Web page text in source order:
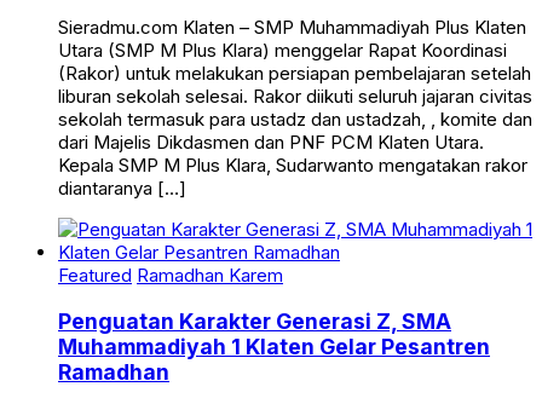
Sieradmu.com Klaten – SMP Muhammadiyah Plus Klaten
Utara (SMP M Plus Klara) menggelar Rapat Koordinasi
(Rakor) untuk melakukan persiapan pembelajaran setelah
liburan sekolah selesai. Rakor diikuti seluruh jajaran civitas
sekolah termasuk para ustadz dan ustadzah, , komite dan
dari Majelis Dikdasmen dan PNF PCM Klaten Utara.
Kepala SMP M Plus Klara, Sudarwanto mengatakan rakor
diantaranya […]
Featured Ramadhan Karem
Penguatan Karakter Generasi Z, SMA
Muhammadiyah 1 Klaten Gelar Pesantren
Ramadhan